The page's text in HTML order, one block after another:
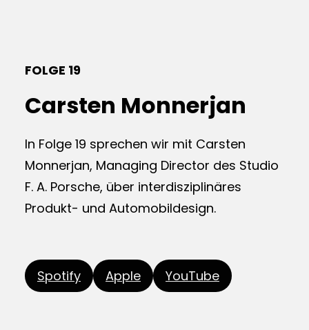
FOLGE 19
Carsten Monnerjan
In Folge 19 sprechen wir mit Carsten
Monnerjan, Managing Director des Studio
F. A. Porsche, über interdisziplinäres
Produkt- und Automobildesign.
Spotify Apple YouTube